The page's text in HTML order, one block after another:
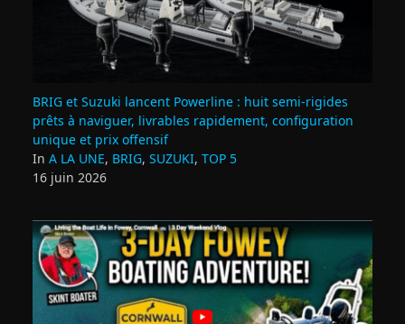
BRIG et Suzuki lancent Powerline : huit semi‑rigides
prêts à naviguer, livrables rapidement, configuration
unique et prix offensif
In A LA UNE, BRIG, SUZUKI, TOP 5
16 juin 2026